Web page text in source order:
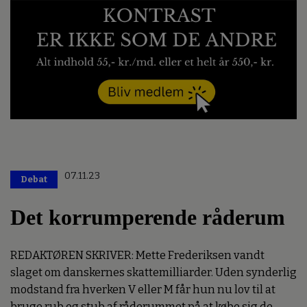
Debat 07.11.23
Det korrumperende råderum
REDAKTØREN SKRIVER: Mette Frederiksen vandt
slaget om danskernes skattemilliarder. Uden synderlig
modstand fra hverken V eller M får hun nu lov til at